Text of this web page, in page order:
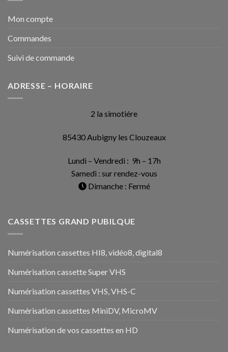
Mon compte
Commandes
Suivi de commande
ADRESSE – HORAIRE
2 la simotiére
85430 Aubigny les Clouzeaux
Lundi – Vendredi : 9h – 17h
Samedi : sur rendez-vous
Dimanche : Fermé
CASSETTES GRAND PUBILQUE
Numérisation cassettes HI8, vidéo8, digital8
Numérisation cassette Super VHS
Numérisation cassettes VHS, VHS-C
Numérisation cassettes MiniDV, MicroMV
Numérisation de vos cassettes en HD